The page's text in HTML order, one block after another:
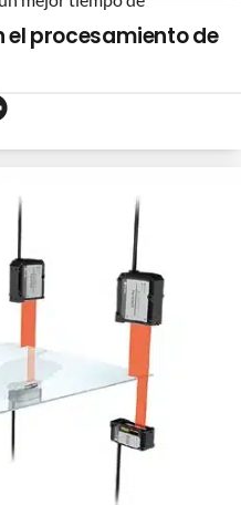
el procesamiento de